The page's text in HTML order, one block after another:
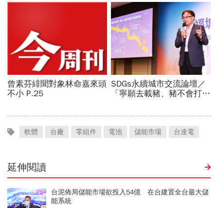
軟體 台廠 零組件 電池 儲能市場 台達電
延伸閱讀
台泥佈局儲能市場欲投入54億 在台建置全台最大儲
能系統